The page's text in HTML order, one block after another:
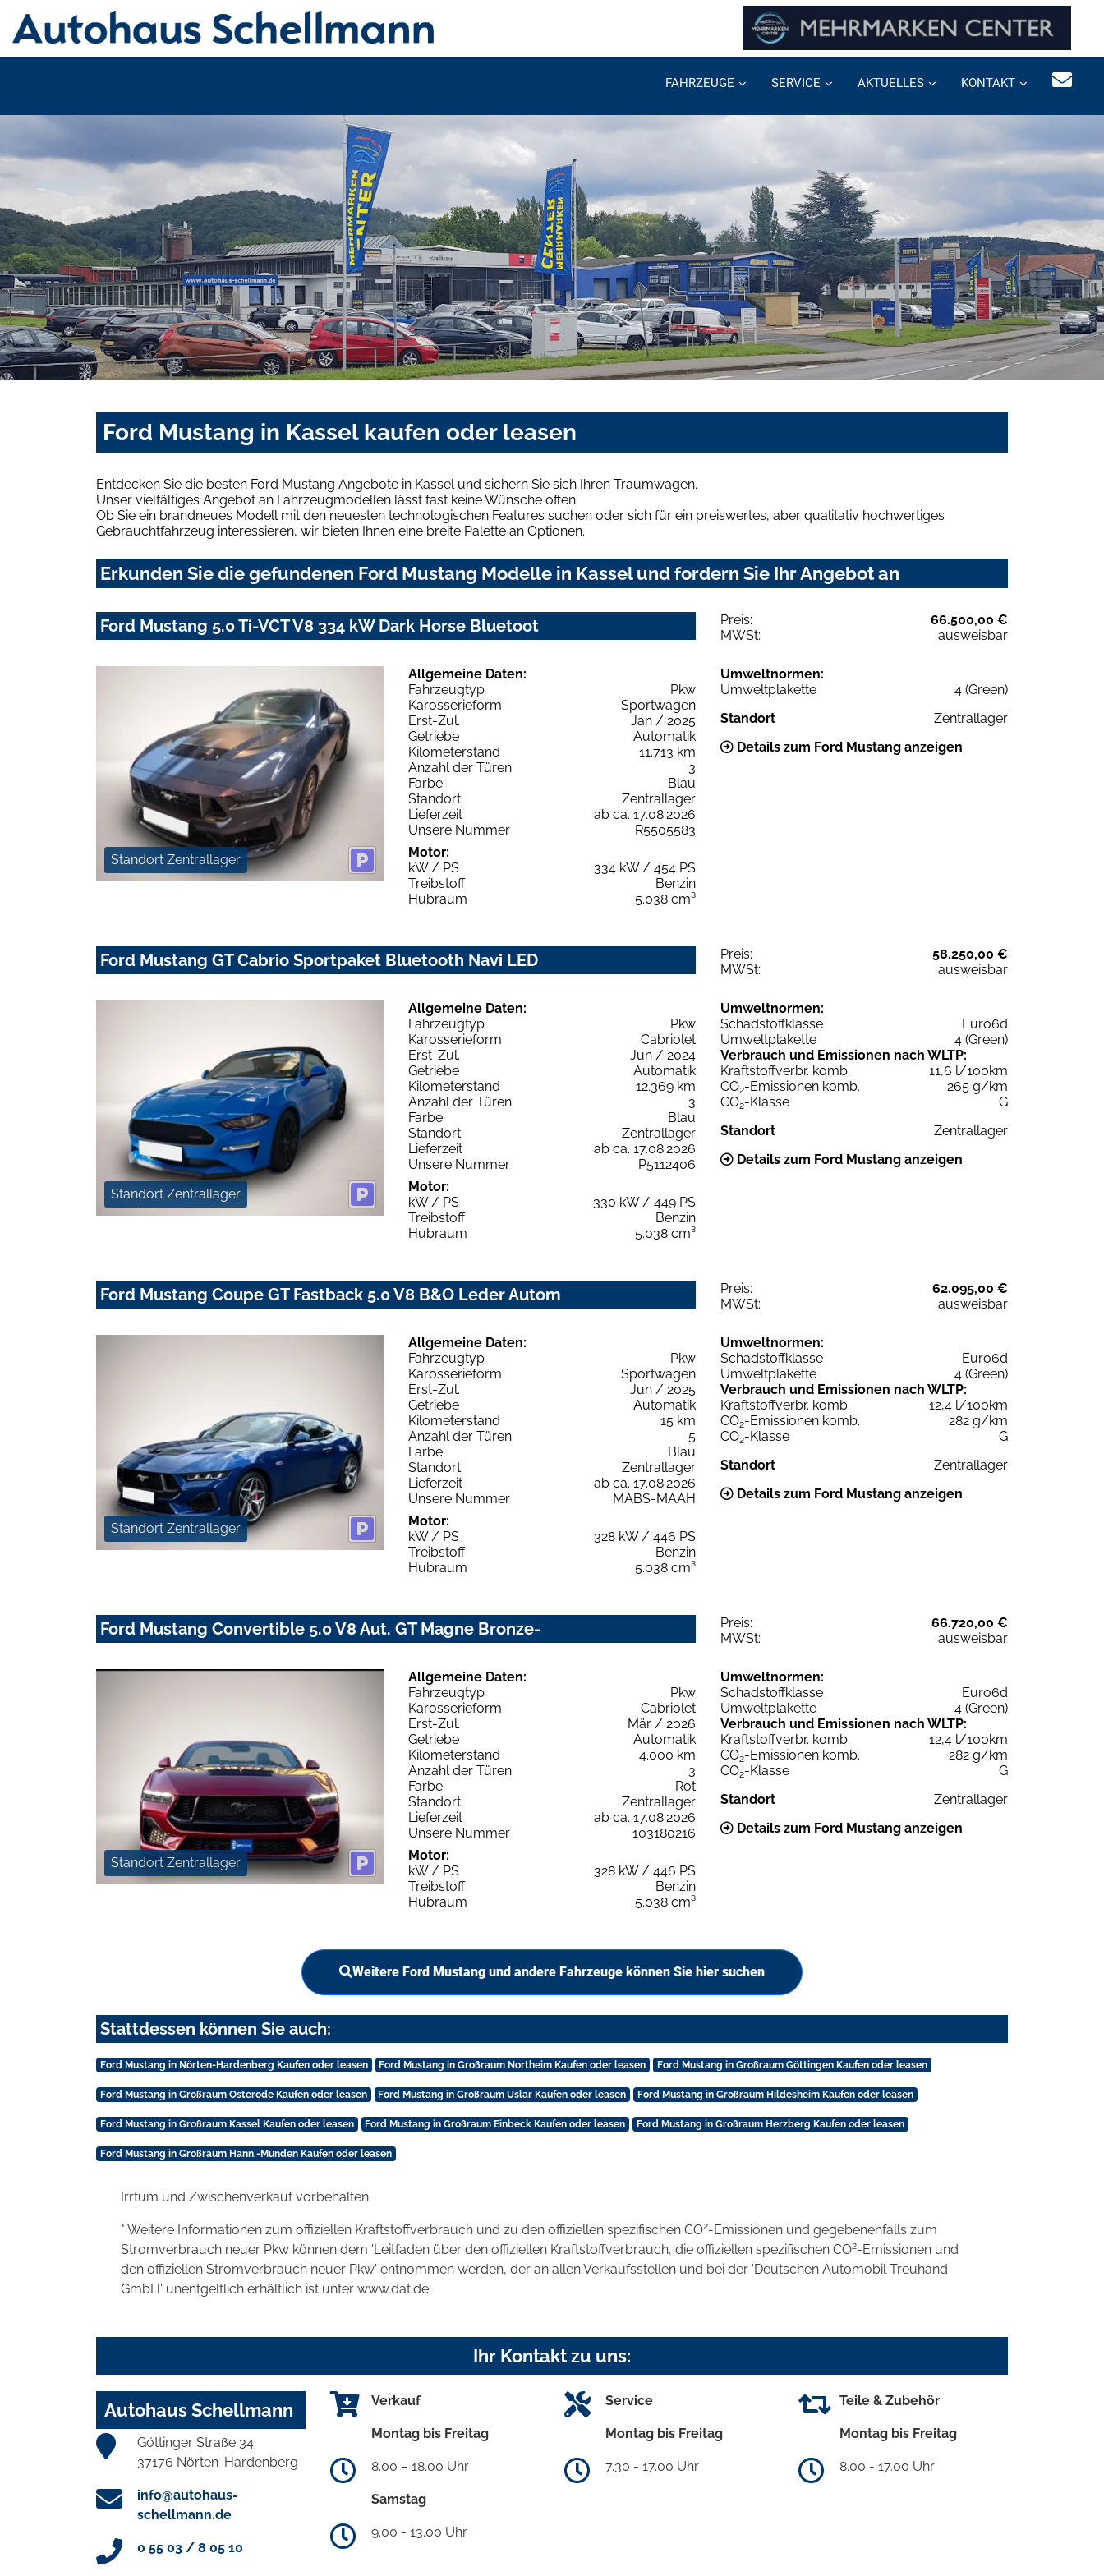
FAHRZEUGE SERVICE AKTUELLES KONTAKT
Ford Mustang in Kassel kaufen oder leasen
Entdecken Sie die besten Ford Mustang Angebote in Kassel und sichern Sie sich Ihren Traumwagen.
Unser vielfältiges Angebot an Fahrzeugmodellen lässt fast keine Wünsche offen.
Ob Sie ein brandneues Modell mit den neuesten technologischen Features suchen oder sich für ein preiswertes, aber qualitativ hochwertiges
Gebrauchtfahrzeug interessieren, wir bieten Ihnen eine breite Palette an Optionen.
Erkunden Sie die gefundenen Ford Mustang Modelle in Kassel und fordern Sie Ihr Angebot an
Ford Mustang 5.0 Ti-VCT V8 334 kW Dark Horse Bluetoot Preis:
66.500,00 €
MWSt:
ausweisbar
Standort Zentrallager
Allgemeine Daten:
Fahrzeugtyp
Pkw
Karosserieform
Sportwagen
Erst-Zul.
Jan / 2025
Getriebe
Automatik
Kilometerstand
11.713 km
Anzahl der Türen
3
Farbe
Blau
Standort
Zentrallager
Lieferzeit
ab ca. 17.08.2026
Unsere Nummer
R5505583
Motor:
kW / PS
334 kW / 454 PS
Treibstoff
Benzin
Hubraum
5.038 cm³
Umweltnormen:
Umweltplakette
4 (Green)
Standort
Zentrallager
Details zum Ford Mustang anzeigen
Ford Mustang GT Cabrio Sportpaket Bluetooth Navi LED Preis:
58.250,00 €
MWSt:
ausweisbar
Standort Zentrallager
Allgemeine Daten:
Fahrzeugtyp
Pkw
Karosserieform
Cabriolet
Erst-Zul.
Jun / 2024
Getriebe
Automatik
Kilometerstand
12.369 km
Anzahl der Türen
3
Farbe
Blau
Standort
Zentrallager
Lieferzeit
ab ca. 17.08.2026
Unsere Nummer
P5112406
Motor:
kW / PS
330 kW / 449 PS
Treibstoff
Benzin
Hubraum
5.038 cm³
Umweltnormen:
Schadstoffklasse
Euro6d
Umweltplakette
4 (Green)
Verbrauch und Emissionen nach WLTP:
Kraftstoffverbr. komb.
11,6 l/100km
CO2-Emissionen komb.
265 g/km
CO2-Klasse
G
Standort
Zentrallager
Details zum Ford Mustang anzeigen
Ford Mustang Coupe GT Fastback 5.0 V8 B&O Leder Autom Preis:
62.095,00 €
MWSt:
ausweisbar
Standort Zentrallager
Allgemeine Daten:
Fahrzeugtyp
Pkw
Karosserieform
Sportwagen
Erst-Zul.
Jun / 2025
Getriebe
Automatik
Kilometerstand
15 km
Anzahl der Türen
5
Farbe
Blau
Standort
Zentrallager
Lieferzeit
ab ca. 17.08.2026
Unsere Nummer
MABS-MAAH
Motor:
kW / PS
328 kW / 446 PS
Treibstoff
Benzin
Hubraum
5.038 cm³
Umweltnormen:
Schadstoffklasse
Euro6d
Umweltplakette
4 (Green)
Verbrauch und Emissionen nach WLTP:
Kraftstoffverbr. komb.
12,4 l/100km
CO2-Emissionen komb.
282 g/km
CO2-Klasse
G
Standort
Zentrallager
Details zum Ford Mustang anzeigen
Ford Mustang Convertible 5.0 V8 Aut. GT Magne Bronze- Preis:
66.720,00 €
MWSt:
ausweisbar
Standort Zentrallager
Allgemeine Daten:
Fahrzeugtyp
Pkw
Karosserieform
Cabriolet
Erst-Zul.
Mär / 2026
Getriebe
Automatik
Kilometerstand
4.000 km
Anzahl der Türen
3
Farbe
Rot
Standort
Zentrallager
Lieferzeit
ab ca. 17.08.2026
Unsere Nummer
103180216
Motor:
kW / PS
328 kW / 446 PS
Treibstoff
Benzin
Hubraum
5.038 cm³
Umweltnormen:
Schadstoffklasse
Euro6d
Umweltplakette
4 (Green)
Verbrauch und Emissionen nach WLTP:
Kraftstoffverbr. komb.
12,4 l/100km
CO2-Emissionen komb.
282 g/km
CO2-Klasse
G
Standort
Zentrallager
Details zum Ford Mustang anzeigen
Weitere Ford Mustang und andere Fahrzeuge können Sie hier suchen
Stattdessen können Sie auch:
Ford Mustang in Nörten-Hardenberg Kaufen oder leasen Ford Mustang in Großraum Northeim Kaufen oder leasen Ford Mustang in Großraum Göttingen Kaufen oder leasen
Ford Mustang in Großraum Osterode Kaufen oder leasen Ford Mustang in Großraum Uslar Kaufen oder leasen Ford Mustang in Großraum Hildesheim Kaufen oder leasen
Ford Mustang in Großraum Kassel Kaufen oder leasen Ford Mustang in Großraum Einbeck Kaufen oder leasen Ford Mustang in Großraum Herzberg Kaufen oder leasen
Ford Mustang in Großraum Hann.-Münden Kaufen oder leasen
Irrtum und Zwischenverkauf vorbehalten.
* Weitere Informationen zum offiziellen Kraftstoffverbrauch und zu den offiziellen spezifischen CO2-Emissionen und gegebenenfalls zum
Stromverbrauch neuer Pkw können dem 'Leitfaden über den offiziellen Kraftstoffverbrauch, die offiziellen spezifischen CO2-Emissionen und
den offiziellen Stromverbrauch neuer Pkw' entnommen werden, der an allen Verkaufsstellen und bei der 'Deutschen Automobil Treuhand
GmbH' unentgeltlich erhältlich ist unter www.dat.de.
Ihr Kontakt zu uns:
Autohaus Schellmann
Göttinger Straße 34
37176 Nörten-Hardenberg
info@autohaus-
schellmann.de
0 55 03 / 8 05 10
Verkauf
Montag bis Freitag
8.00 – 18.00 Uhr
Samstag
9.00 - 13.00 Uhr
Service
Montag bis Freitag
7.30 - 17.00 Uhr
Teile & Zubehör
Montag bis Freitag
8.00 - 17.00 Uhr